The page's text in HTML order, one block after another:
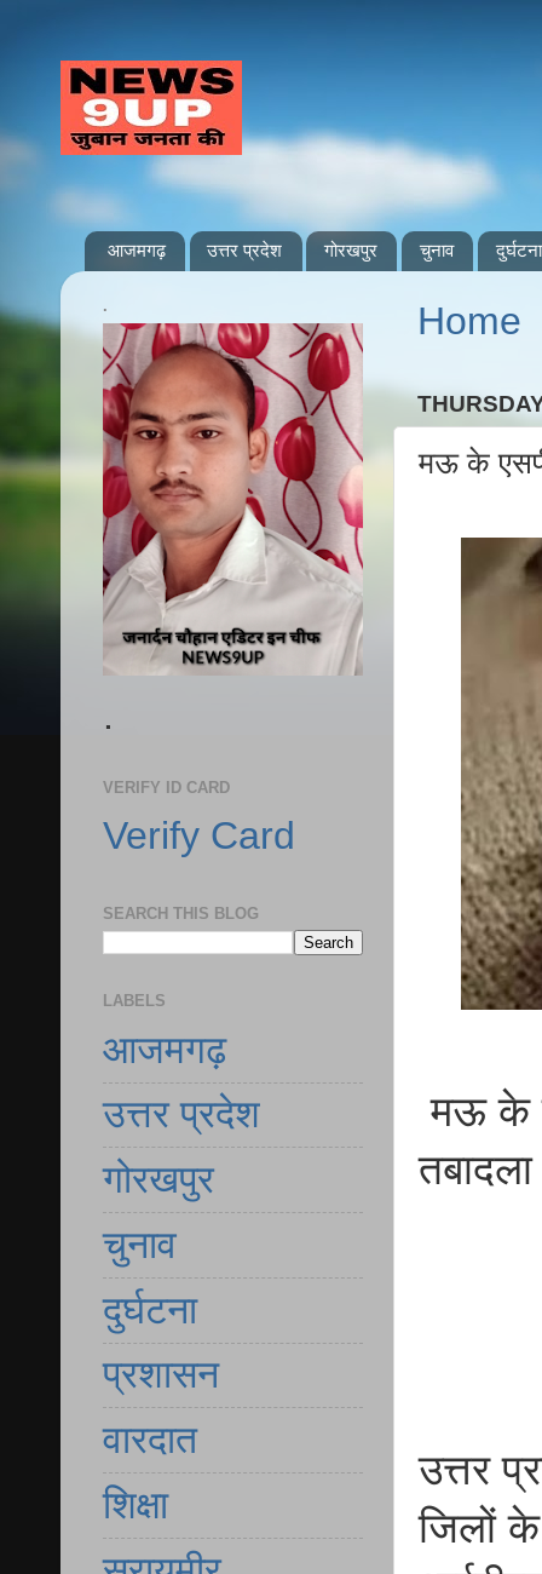
आजमगढ़ उत्तर प्रदेश गोरखपुर चुनाव दुर्घटना
Home
मऊ के
मऊ के
तबादला
उत्तर
जिलों
.
.
VERIFY ID CARD
Verify Card
SEARCH THIS BLOG
LABELS
आजमगढ़
उत्तर प्रदेश
गोरखपुर
चुनाव
दुर्घटना
प्रशासन
वारदात
शिक्षा